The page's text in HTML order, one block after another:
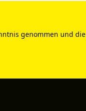
genommen und die